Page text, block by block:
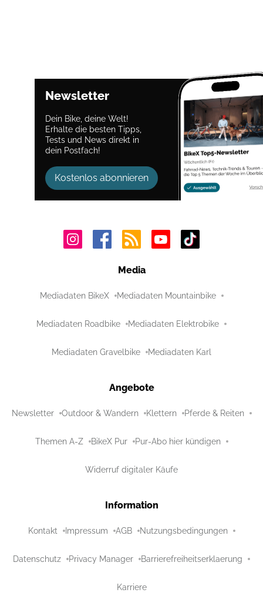
Newsletter
Dein Bike, deine Welt!
Erhalte die besten Tipps,
Tests und News direkt in
dein Postfach!
Kostenlos abonnieren
Media
Mediadaten BikeX Mediadaten Mountainbike
Mediadaten Roadbike Mediadaten Elektrobike
Mediadaten Gravelbike Mediadaten Karl
Angebote
Newsletter Outdoor & Wandern Klettern Pferde & Reiten
Themen A-Z BikeX Pur Pur-Abo hier kündigen
Widerruf digitaler Käufe
Information
Kontakt Impressum AGB Nutzungsbedingungen
Datenschutz Privacy Manager Barrierefreiheitserklaerung
Karriere